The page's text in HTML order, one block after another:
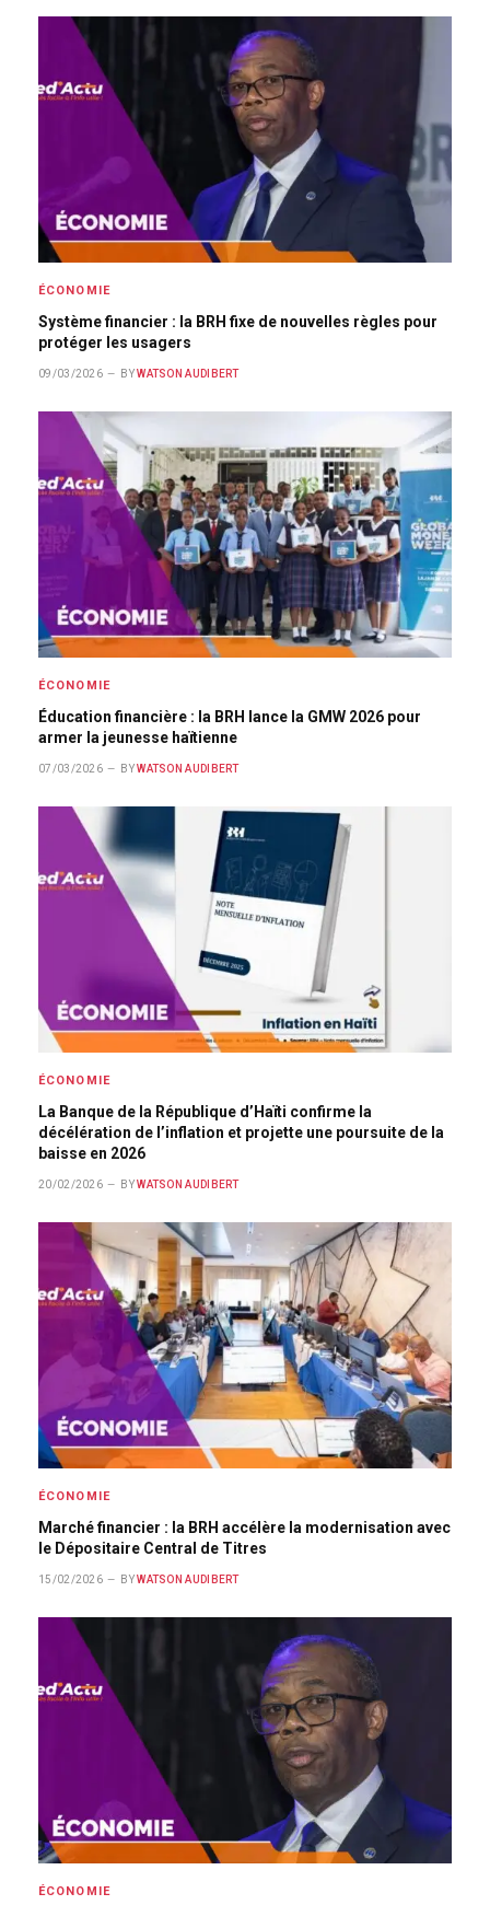
ÉCONOMIE
Système financier : la BRH fixe de nouvelles règles pour
protéger les usagers
09/03/2026 BY WATSON AUDIBERT
ÉCONOMIE
Éducation financière : la BRH lance la GMW 2026 pour
armer la jeunesse haïtienne
07/03/2026 BY WATSON AUDIBERT
ÉCONOMIE
La Banque de la République d’Haïti confirme la
décélération de l’inflation et projette une poursuite de la
baisse en 2026
20/02/2026 BY WATSON AUDIBERT
ÉCONOMIE
Marché financier : la BRH accélère la modernisation avec
le Dépositaire Central de Titres
15/02/2026 BY WATSON AUDIBERT
ÉCONOMIE